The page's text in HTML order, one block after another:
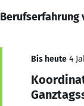
Berufserfahrung
Bis heute 4